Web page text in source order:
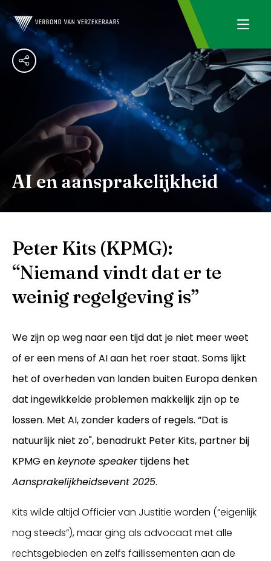
AI en aansprakelijkheid
Peter Kits (KPMG):
“Niemand vindt dat er te
weinig regelgeving is”
We zijn op weg naar een tijd dat je niet meer weet
of er een mens of AI aan het roer staat. Soms lijkt
het of overheden van landen buiten Europa denken
dat ingewikkelde problemen makkelijk zijn op te
lossen. Met AI, zonder kaders of regels. “Dat is
natuurlijk niet zo", benadrukt Peter Kits, partner bij
KPMG enkeynote speakertijdens het
Aansprakelijkheidsevent 2025.
Kits wilde altijd Officier van Justitie worden (“eigenlijk
nog steeds”), maar ging als advocaat met alle
rechtsgebieden en zelfs faillissementen aan de